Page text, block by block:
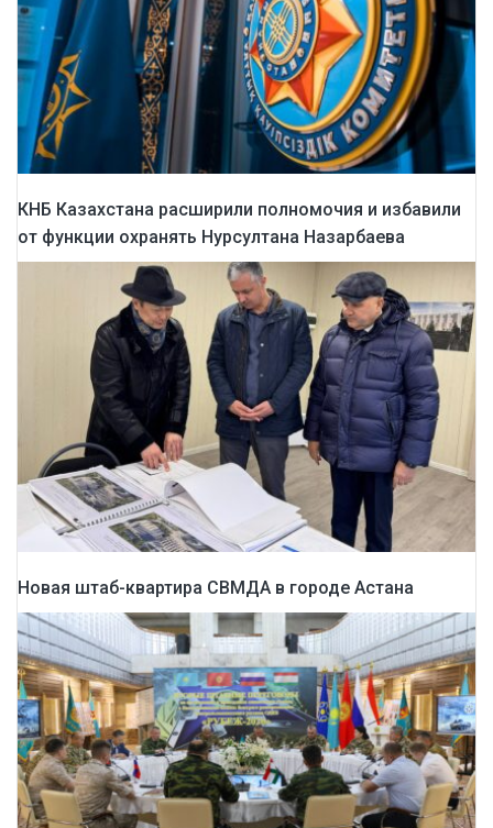
КНБ Казахстана расширили полномочия и избавили
от функции охранять Нурсултана Назарбаева
Новая штаб-квартира СВМДА в городе Астана